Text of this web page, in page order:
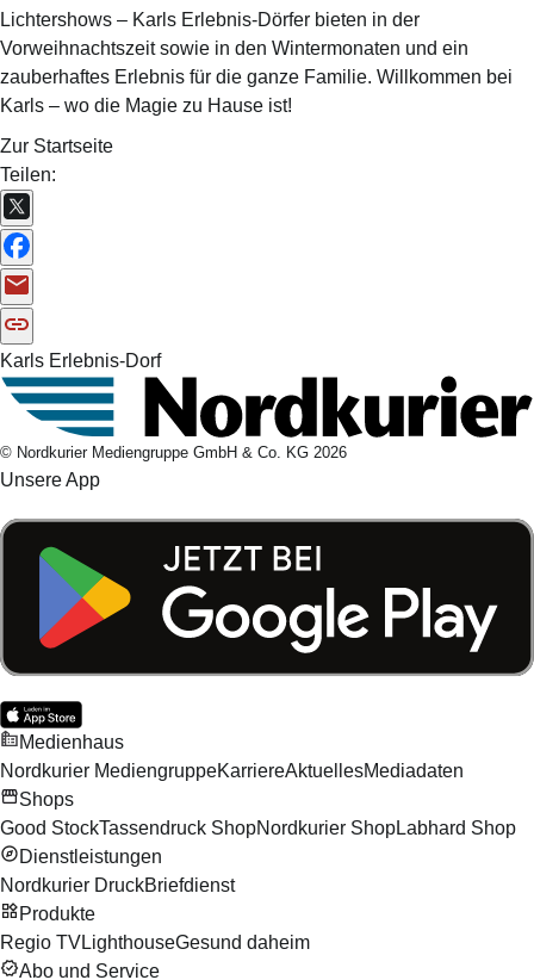
Lichtershows – Karls Erlebnis-Dörfer bieten in der
Vorweihnachtszeit sowie in den Wintermonaten und ein
zauberhaftes Erlebnis für die ganze Familie. Willkommen bei
Karls – wo die Magie zu Hause ist!
Zur Startseite
Teilen:
Karls Erlebnis-Dorf
© Nordkurier Mediengruppe GmbH & Co. KG 2026
Unsere App
Medienhaus
Nordkurier MediengruppeKarriereAktuellesMediadaten
Shops
Good StockTassendruck ShopNordkurier ShopLabhard Shop
Dienstleistungen
Nordkurier DruckBriefdienst
Produkte
Regio TVLighthouseGesund daheim
Abo und Service